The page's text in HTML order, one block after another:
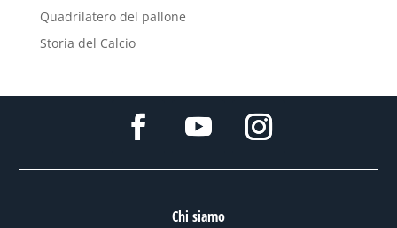
Quadrilatero del pallone
Storia del Calcio
Chi siamo